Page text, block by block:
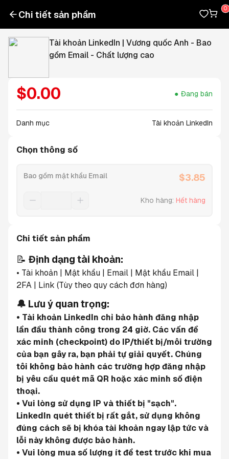
Chi tiết sản phẩm
Tài khoản LinkedIn | Vương quốc Anh - Bao
gồm Email - Chất lượng cao
$0.00 Đang bán
Danh mục Tài khoản LinkedIn
Chọn thông số
Bao gồm mật khẩu Email $3.85
Kho hàng: Hết hàng
Chi tiết sản phẩm
📝 Định dạng tài khoản:
• Tài khoản | Mật khẩu | Email | Mật khẩu Email |
2FA | Link (Tùy theo quy cách đơn hàng)
🔔 Lưu ý quan trọng:
• Tài khoản LinkedIn chỉ bảo hành đăng nhập
lần đầu thành công trong 24 giờ. Các vấn đề
xác minh (checkpoint) do IP/thiết bị/môi trường
của bạn gây ra, bạn phải tự giải quyết. Chúng
tôi không bảo hành các trường hợp đăng nhập
bị yêu cầu quét mã QR hoặc xác minh số điện
thoại.
• Vui lòng sử dụng IP và thiết bị "sạch".
LinkedIn quét thiết bị rất gắt, sử dụng không
đúng cách sẽ bị khóa tài khoản ngay lập tức và
lỗi này không được bảo hành.
• Vui lòng mua số lượng ít để test trước khi mua